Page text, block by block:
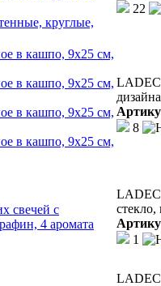
22
дизайна
8
1